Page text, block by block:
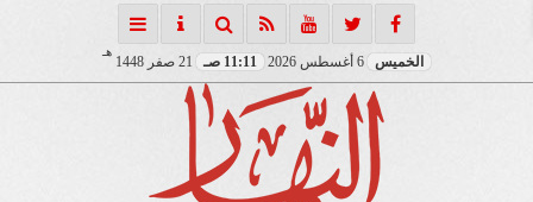
الخميس 11:11 صـ 21 صفر 1448
هـ